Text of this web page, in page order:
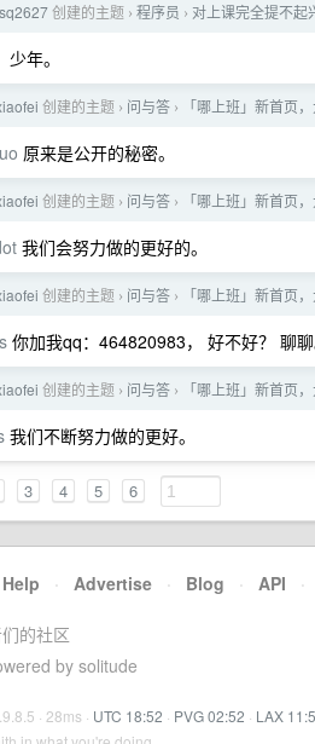
创建的主题 › 程序员 › 对上课完全提不起
年。
创建的主题 › 问与答 › 「哪上班」新首页
原来是公开的秘密。
创建的主题 › 问与答 › 「哪上班」新首页
我们会努力做的更好的。
创建的主题 › 问与答 › 「哪上班」新首页
你加我qq：464820983， 好不好？ 聊聊
创建的主题 › 问与答 › 「哪上班」新首页
我们不断努力做的更好。
3 4 5 6
Help · Advertise · Blog · API ·
的社区
by solitude
· 28ms · UTC 18:52 · PVG 02:52 · LAX